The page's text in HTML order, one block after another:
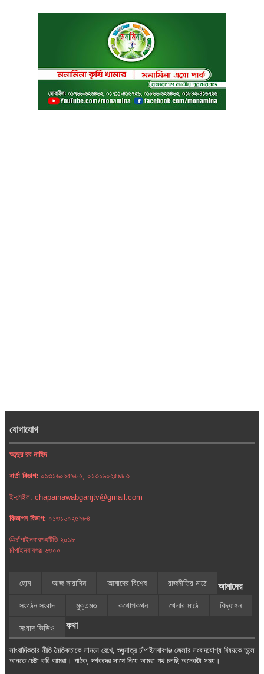
যোগাযোগ
আব্দুর রব নাহিদ
বার্তা বিভাগ: ০১৩১৬০২৫৯৮২, ০১৩১৬০২৫৯৮৩
ই-মেইল: chapainawabganjtv@gmail.com
বিজ্ঞাপন বিভাগ: ০১৩১৬০২৫৯৮৪
©চাঁপাইনবাবগঞ্জটিভি ২০১৮
চাঁপাইনবাবগঞ্জ-৬৩০০
হোম আজ সারাদিন আমাদের বিশেষ রাজনীতির মাঠে
সংগঠন সংবাদ মুক্তমত কথোপকথন খেলার মাঠে বিদ্যাঙ্গন
সংবাদ ভিডিও
আমাদের
কথা
সাংবাদিকতার নীতি নৈতিকতাকে সামনে রেখে, শুধুমাত্র চাঁপাইনবাবগঞ্জ জেলার সংবাদযোগ্য বিষয়কে তুলে
আনতে চেষ্টা করি আমরা। পাঠক, দর্শকদের সাথে নিয়ে আমরা পথ চলছি অনেকটা সময়।